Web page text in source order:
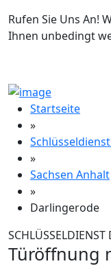
Rufen Sie Uns An!
Ihnen unbedingt
Startseite
»
»
Sachsen Anhalt
»
Darlingerode
Türöffnung